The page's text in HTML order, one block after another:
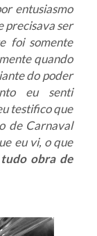
entusiasmo
precisava ser
foi somente
quando
do poder
eu senti
testifico que
de Carnaval
eu vi, o que
obra de